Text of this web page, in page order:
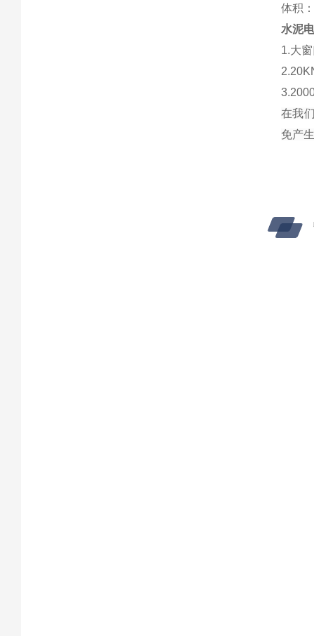
体积
水泥
1.大
在我
免产